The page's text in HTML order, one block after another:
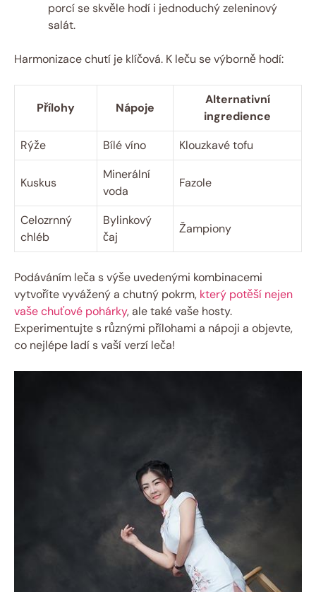
porcí se skvěle hodí i jednoduchý zeleninový
salát.
Harmonizace chutí je klíčová. K leču se výborně hodí:
Přílohy Nápoje
Alternativní
ingredience
Rýže
Bílé víno Klouzkavé tofu
Kuskus
Minerální
voda
Fazole
Celozrnný
chléb
Bylinkový
čaj
Žampiony
Podáváním leča s výše uvedenými kombinacemi
vytvoříte vyvážený a chutný pokrm, který potěší nejen
vaše chuťové pohárky, ale také vaše hosty.
Experimentujte s různými přílohami a nápoji a objevte,
co nejlépe ladí s vaší verzí leča!